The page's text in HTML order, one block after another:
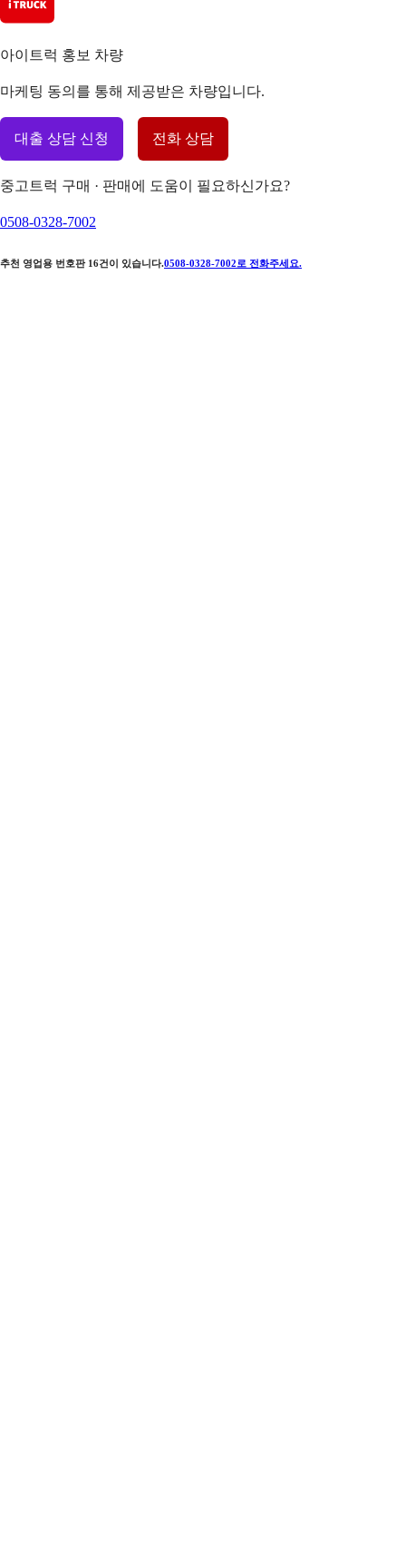
아이트럭 홍보 차량
마케팅 동의를 통해 제공받은 차량입니다.
대출 상담 신청 전화 상담
중고트럭 구매 · 판매에 도움이 필요하신가요?
0508-0328-7002
추천 영업용 번호판 16건이 있습니다.0508-0328-7002 로 전화주세요.